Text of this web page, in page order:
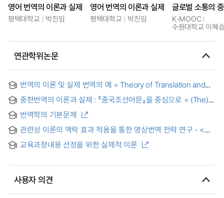
영어 번역의 이론과 실제
평택대학교 박진임
영어 번역의 이론과 실제
평택대학교 박진임
K-MOOC
수원대학교 이혜
연관학위논문
번역의 이론 및 실제 번역의 예 = Theory of Translation and
중한번역의 이론과 실제 : 『중국조선어문』을 중심으로 = (The)
『ZHONGGuOCHAOXIANYUWEN』
번역학의 기본문제
관련성 이론의 맥락 효과 적용을 통한 영상번역 전략 연구 - <
the Video Translation Strategy through the Application of
Chinese-Korean Translation of To the Sky Kingdom
교육과정내용 선정을 위한 실제적 이론
사용자 의견